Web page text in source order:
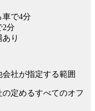
車で4分
2分
り
社が指定する範囲
定めるすべてのオフ